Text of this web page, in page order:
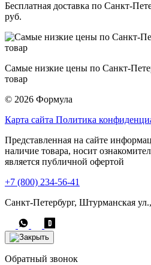
Бесплатная доставка по Санкт-
руб.
Самые низкие цены по Санкт-
товар
© 2026 Формула
Карта сайта Политика
Представленная на сайте
наличие товара, носит
является публичной офертой
+7 (800) 234-56-41
Санкт-Петербург, Штурманская
Обратный звонок